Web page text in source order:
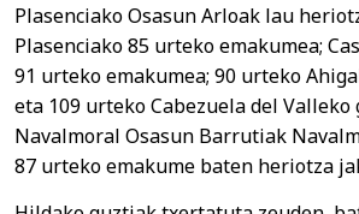
Plasenciako Osasun Arloak lau
Plasenciako 85 urteko emakumea;
91 urteko emakumea; 90 urteko
eta 109 urteko Cabezuela del Valleko
Navalmoral Osasun Barrutiak
87 urteko emakume baten heriotza